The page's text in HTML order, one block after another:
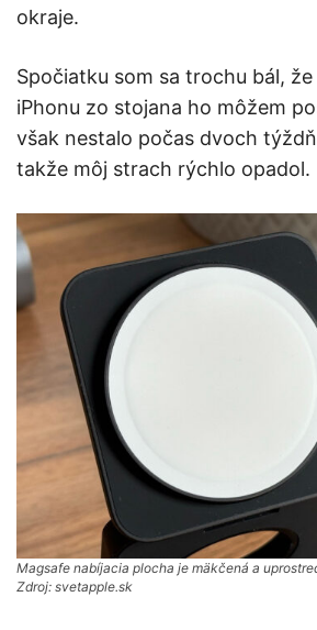
okraje.
Spočiatku som sa trochu bál,
iPhonu zo stojana ho môžem
však nestalo počas dvoch
takže môj strach rýchlo opadol.
Magsafe nabíjacia plocha je mäkčená a
Zdroj: svetapple.sk